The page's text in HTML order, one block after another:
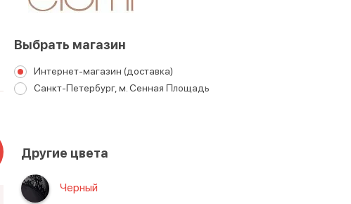
Выбрать магазин
Интернет-магазин (доставка)
Санкт-Петербург, м. Сенная Площадь
Другие цвета
Черный